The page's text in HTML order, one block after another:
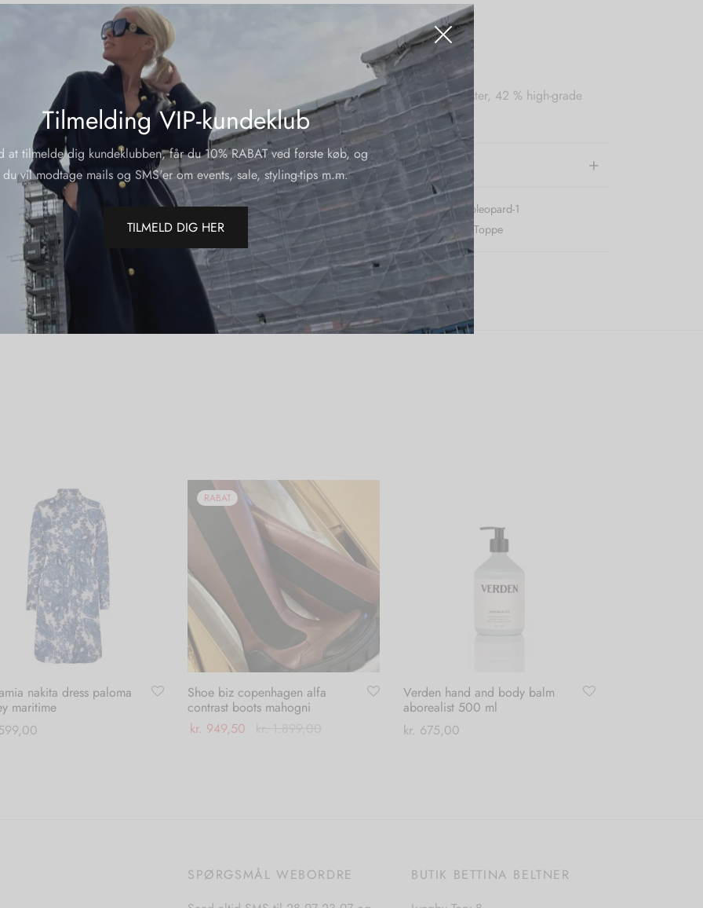
Tilmelding VIP-kundeklub
at tilmelde dig kundeklubben, får du 10% RABAT ved første køb, og
du vil modtage mails og SMS'er om events, sale, styling-tips m.m.
TILMELD DIG HER
Wash care:
Machine washable 30 degrees
58 % satin-woven recycled polyester, 42 % high-grade
polyester (eco-friendly)
Yderligere information
Varenummer (SKU): Karmamiaavatopleopard-1
Kategorier:
Karmamia Nye Varer Toppe
nakita dress paloma
maritime
RABAT
Shoe biz copenhagen alfa
contrast boots mahogni
kr. 949,50
kan
Verden hand and body balm
aborealist 500 ml
kr. 675,00
SPØRGSMÅL WEBORDRE
BUTIK BETTINA BELTNER